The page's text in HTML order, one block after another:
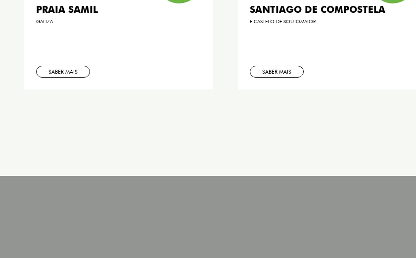
PRAIA SAMIL
GALIZA
SABER MAIS
SANTIAGO DE COMPOSTELA
E CASTELO DE SOUTOMAIOR
SABER MAIS